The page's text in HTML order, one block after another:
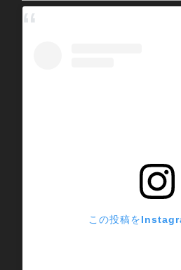
この投稿を